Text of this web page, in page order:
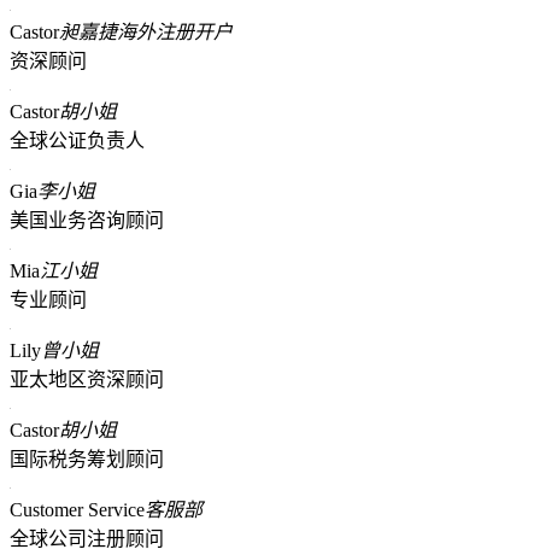
Castor昶嘉捷海外注册开户
资深顾问
Castor胡小姐
全球公证负责人
Gia李小姐
美国业务咨询顾问
Mia江小姐
专业顾问
Lily曾小姐
亚太地区资深顾问
Castor胡小姐
国际税务筹划顾问
Customer Service客服部
全球公司注册顾问